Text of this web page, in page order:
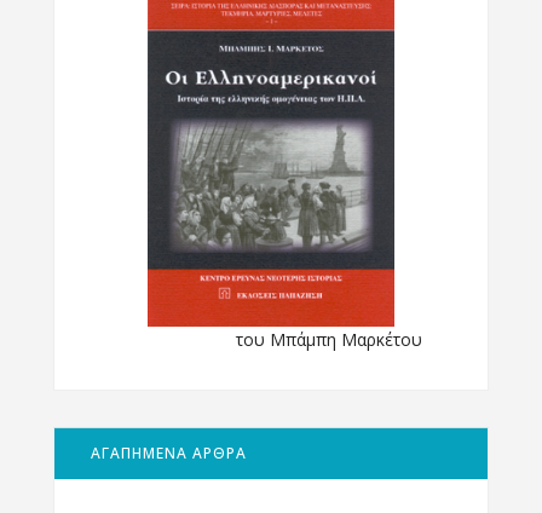
του Μπάμπη Μαρκέτου
ΑΓΑΠΗΜΕΝΑ ΑΡΘΡΑ